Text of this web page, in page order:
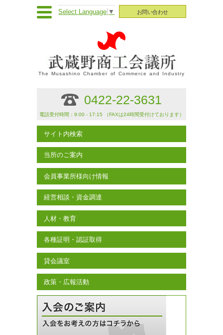
お問い合わせ
Select Language ▼
The Musashino Chamber of Commerce and Industry
0422-22-3631
電話受付時間：9:00 - 17:15 （FAXは24時間受付けております）
サイト内検索
当所のご案内
会員事業所様向け情報
経営相談・資金調達
人材・教育
各種証明・認証取得
貸会議室
政策・広報活動